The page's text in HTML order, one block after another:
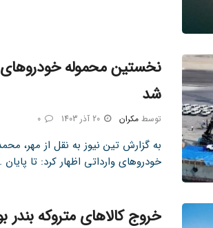
نخستین محموله خودروهای
شد
توسط مکران 20 آذر 1403 0
به گزارش تین نیوز به نقل از مهر،
خودروهای وارداتی اظهار کرد: تا پایان
خروج کالاهای متروکه بندر